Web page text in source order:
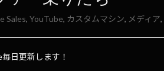
Sales, YouTube, カスタムマシン, メディア,
日更新します！